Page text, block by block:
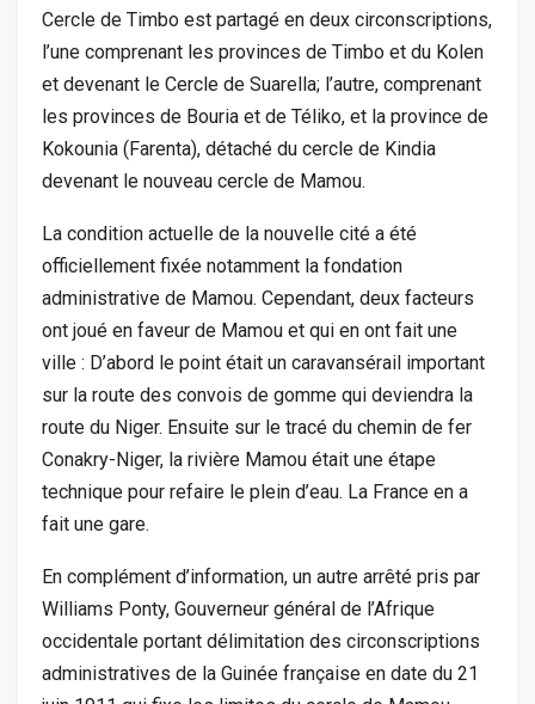
Cercle de Timbo est partagé en deux circonscriptions,
l’une comprenant les provinces de Timbo et du Kolen
et devenant le Cercle de Suarella; l’autre, comprenant
les provinces de Bouria et de Téliko, et la province de
Kokounia (Farenta), détaché du cercle de Kindia
devenant le nouveau cercle de Mamou.
La condition actuelle de la nouvelle cité a été
officiellement fixée notamment la fondation
administrative de Mamou. Cependant, deux facteurs
ont joué en faveur de Mamou et qui en ont fait une
ville : D’abord le point était un caravansérail important
sur la route des convois de gomme qui deviendra la
route du Niger. Ensuite sur le tracé du chemin de fer
Conakry-Niger, la rivière Mamou était une étape
technique pour refaire le plein d’eau. La France en a
fait une gare.
En complément d’information, un autre arrêté pris par
Williams Ponty, Gouverneur général de l’Afrique
occidentale portant délimitation des circonscriptions
administratives de la Guinée française en date du 21